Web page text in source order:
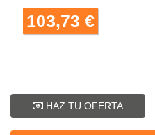
103,73 €
HAZ TU OFERTA